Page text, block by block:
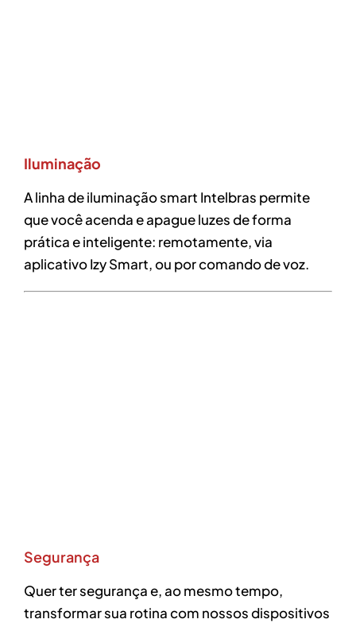
Iluminação
A linha de iluminação smart Intelbras permite
que você acenda e apague luzes de forma
prática e inteligente: remotamente, via
aplicativo Izy Smart, ou por comando de voz.
Segurança
Quer ter segurança e, ao mesmo tempo,
transformar sua rotina com nossos dispositivos